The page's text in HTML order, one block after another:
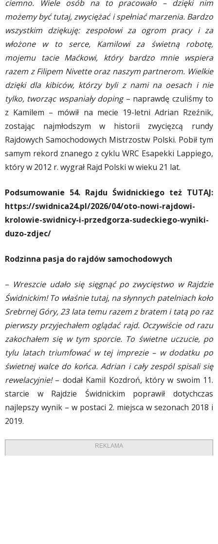
ciemno. Wiele osób na to pracowało – dzięki nim
możemy być tutaj, zwyciężać i spełniać marzenia. Bardzo
wszystkim dziękuję: zespołowi za ogrom pracy i za
włożone w to serce, Kamilowi za świetną robotę,
mojemu tacie Maćkowi, który bardzo mnie wspiera
razem z Filipem Nivette oraz naszym partnerom. Wielkie
dzięki dla kibiców, którzy byli z nami na oesach i nie
tylko, tworząc wspaniały doping– naprawdę czuliśmy to
z Kamilem – mówił na mecie 19-letni Adrian Rzeźnik,
zostając najmłodszym w historii zwycięzcą rundy
Rajdowych Samochodowych Mistrzostw Polski. Pobił tym
samym rekord znanego z cyklu WRC Esapekki Lappiego,
który w 2012 r. wygrał Rajd Polski w wieku 21 lat.
Podsumowanie 54. Rajdu Świdnickiego też TUTAJ:
https://swidnica24.pl/2026/04/oto-nowi-rajdowi-
krolowie-swidnicy-i-przedgorza-sudeckiego-wyniki-
duzo-zdjec/
Rodzinna pasja do rajdów samochodowych
– Wreszcie udało się sięgnąć po zwycięstwo w Rajdzie
Świdnickim! To właśnie tutaj, na słynnych patelniach koło
Srebrnej Góry, 23 lata temu razem z bratem i tatą po raz
pierwszy przyjechałem oglądać rajd. Oczywiście od razu
zakochałem się w tym sporcie. To świetne uczucie, po
tylu latach triumfować w tej imprezie – w dodatku po
świetnej walce do końca. Adrian i cały zespól spisali się
rewelacyjnie!– dodał Kamil Kozdroń, który w swoim 11.
starcie w Rajdzie Świdnickim poprawił dotychczas
najlepszy wynik – w postaci 2. miejsca w sezonach 2018 i
2019.
REKLAMA